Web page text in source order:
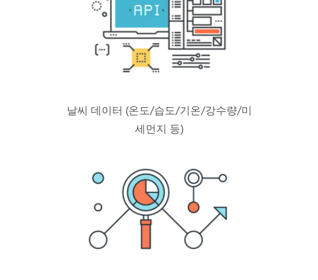
날씨 데이터 (온도/습도/기온/강수량/미
세먼지 등)